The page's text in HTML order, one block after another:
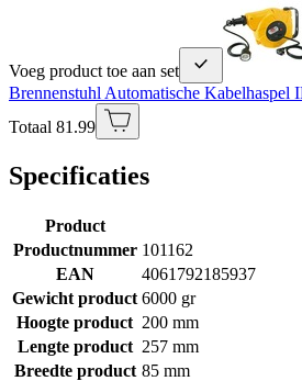
Voeg product toe aan set
Brennenstuhl Automatische Kabelhaspel
Totaal 81.99
Specificaties
Product
Productnummer 101162
EAN
4061792185937
Gewicht product 6000 gr
Hoogte product 200 mm
Lengte product 257 mm
Breedte product 85 mm